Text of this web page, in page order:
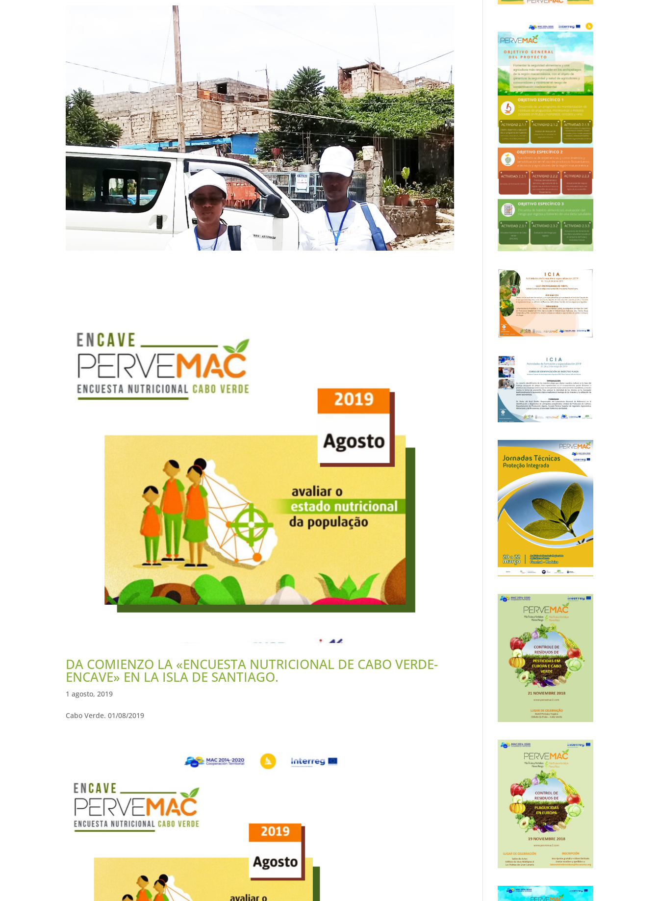
DA COMIENZO LA «ENCUESTA NUTRICIONAL DE CABO VERDE-
ENCAVE» EN LA ISLA DE SANTIAGO.
1 agosto, 2019
Cabo Verde. 01/08/2019